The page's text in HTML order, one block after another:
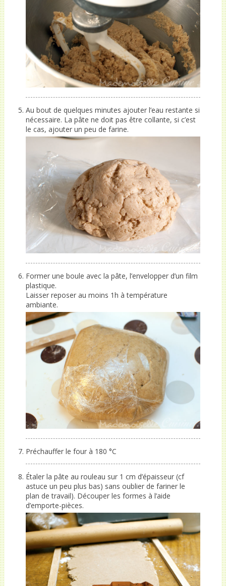
Au bout de quelques minutes ajouter l’eau restante si
nécessaire. La pâte ne doit pas être collante, si c’est
le cas, ajouter un peu de farine.
Former une boule avec la pâte, l’envelopper d’un film
plastique.
Laisser reposer au moins 1h à température
ambiante.
Préchauffer le four à 180 °C
Étaler la pâte au rouleau sur 1 cm d’épaisseur (cf
astuce un peu plus bas) sans oublier de fariner le
plan de travail). Découper les formes à l’aide
d’emporte-pièces.